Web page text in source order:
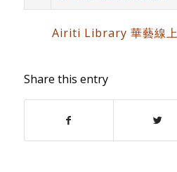
Airiti Library 華藝線
Share this entry